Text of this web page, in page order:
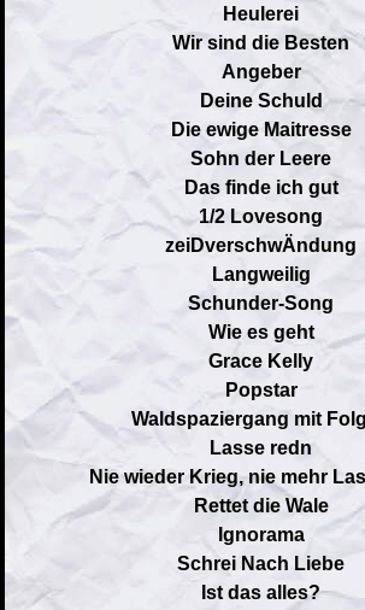
Heulerei
Wir sind die Besten
Angeber
Deine Schuld
Die ewige Maitresse
Sohn der Leere
Das finde ich gut
1/2 Lovesong
zeiDverschwÄndung
Langweilig
Schunder-Song
Wie es geht
Grace Kelly
Popstar
Waldspaziergang mit
Lasse redn
Nie wieder Krieg, nie mehr
Rettet die Wale
Ignorama
Schrei Nach Liebe
Ist das alles?